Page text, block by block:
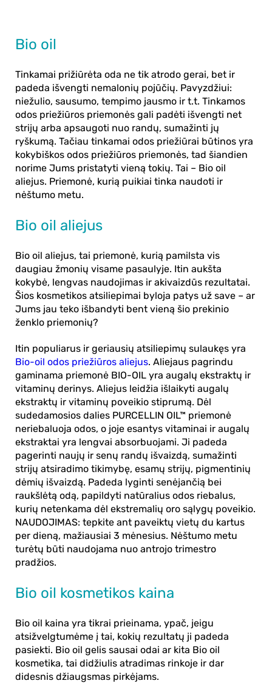
Bio oil
Tinkamai prižiūrėta oda ne tik atrodo gerai, bet ir
padeda išvengti nemalonių pojūčių. Pavyzdžiui:
niežulio, sausumo, tempimo jausmo ir t.t. Tinkamos
odos priežiūros priemonės gali padėti išvengti net
strijų arba apsaugoti nuo randų, sumažinti jų
ryškumą. Tačiau tinkamai odos priežiūrai būtinos yra
kokybiškos odos priežiūros priemonės, tad šiandien
norime Jums pristatyti vieną tokių. Tai – Bio oil
aliejus. Priemonė, kurią puikiai tinka naudoti ir
nėštumo metu.
Bio oil aliejus
Bio oil aliejus, tai priemonė, kurią pamilsta vis
daugiau žmonių visame pasaulyje. Itin aukšta
kokybė, lengvas naudojimas ir akivaizdūs rezultatai.
Šios kosmetikos atsiliepimai byloja patys už save – ar
Jums jau teko išbandyti bent vieną šio prekinio
ženklo priemonių?
Itin populiarus ir geriausių atsiliepimų sulaukęs yra
Bio-oil odos priežiūros aliejus. Aliejaus pagrindu
gaminama priemonė BIO-OIL yra augalų ekstraktų ir
vitaminų derinys. Aliejus leidžia išlaikyti augalų
ekstraktų ir vitaminų poveikio stiprumą. Dėl
sudedamosios dalies PURCELLIN OIL™ priemonė
neriebaluoja odos, o joje esantys vitaminai ir augalų
ekstraktai yra lengvai absorbuojami. Ji padeda
pagerinti naujų ir senų randų išvaizdą, sumažinti
strijų atsiradimo tikimybę, esamų strijų, pigmentinių
dėmių išvaizdą. Padeda lyginti senėjančią bei
raukšlėtą odą, papildyti natūralius odos riebalus,
kurių netenkama dėl ekstremalių oro sąlygų poveikio.
NAUDOJIMAS: tepkite ant paveiktų vietų du kartus
per dieną, mažiausiai 3 mėnesius. Nėštumo metu
turėtų būti naudojama nuo antrojo trimestro
pradžios.
Bio oil kosmetikos kaina
Bio oil kaina yra tikrai prieinama, ypač, jeigu
atsižvelgtumėme į tai, kokių rezultatų ji padeda
pasiekti. Bio oil gelis sausai odai ar kita Bio oil
kosmetika, tai didžiulis atradimas rinkoje ir dar
didesnis džiaugsmas pirkėjams.